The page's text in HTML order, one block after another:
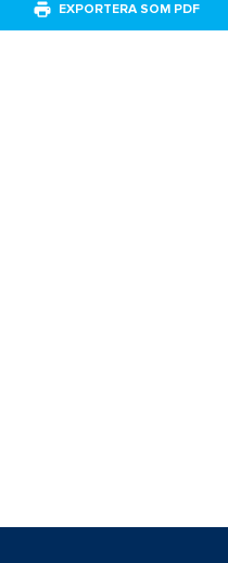
EXPORTERA SOM PDF